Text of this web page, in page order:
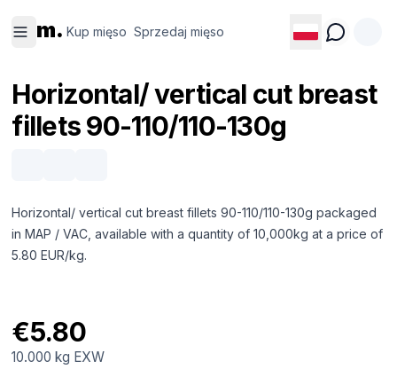
m. Kup mięso Sprzedaj mięso
mięso
mięso
Horizontal/ vertical cut breast
fillets 90-110/110-130g
Horizontal/ vertical cut breast fillets 90-110/110-130g packaged
in MAP / VAC, available with a quantity of 10,000kg at a price of
5.80 EUR/kg.
€5.80
10.000 kg EXW